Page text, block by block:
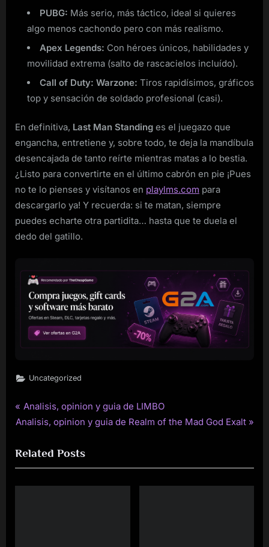
PUBG: Más serio, más táctico, ideal si quieres
algo menos cachondo pero con más realismo.
Apex Legends: Con héroes únicos, habilidades y
movilidad extrema (salto de rascacielos incluído).
Call of Duty: Warzone: Tiros rapidísimos, gráficos
top y sensación de soldado profesional (casi).
En definitiva, Last Man Standing es el juegazo que
engancha, entretiene y, sobre todo, te deja la mandíbula
desencajada de tanto reírte mientras matas a lo bestia.
¿Listo para convertirte en el último cabrón en pie ¡Pues
no te lo pienses y visítanos en playlms.com para
descargarlo ya! Y recuerda: si te matan, siempre
puedes echarte otra partidita… hasta que te duela el
dedo del gatillo.
Uncategorized
Post
P
r
v
i
o
Analisis, opinion y guia de LIMBO
N
x
t
P
Analisis, opinion y guia de Realm of the Mad God Exalt
Related Posts